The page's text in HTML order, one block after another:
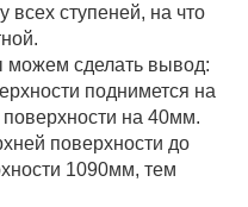
всех ступеней, на что
сделать вывод:
поднимется на
на 40мм.
поверхности до
1090мм, тем